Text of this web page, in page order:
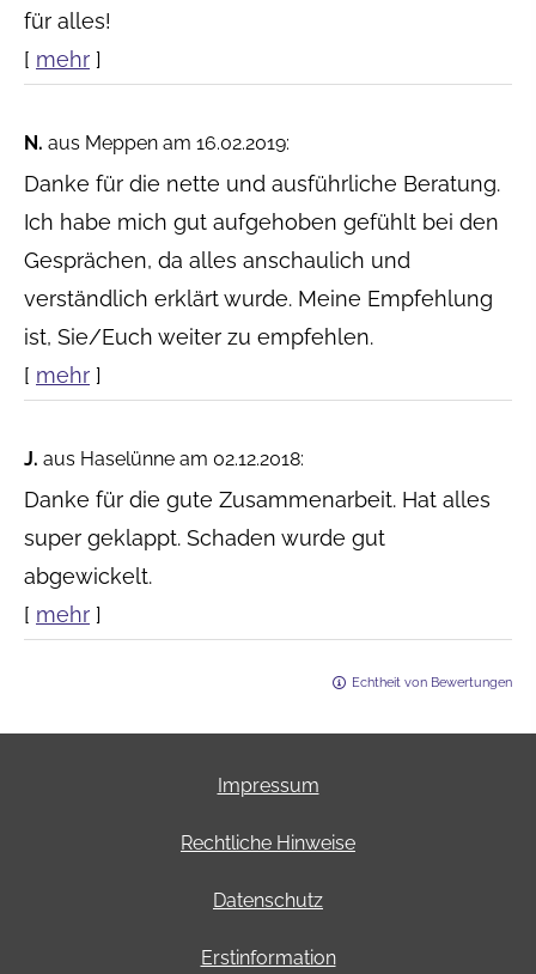
für alles!
[ mehr ]
N. aus Meppen am 16.02.2019:
Danke für die nette und ausführliche Beratung.
Ich habe mich gut aufgehoben gefühlt bei den
Gesprächen, da alles anschaulich und
verständlich erklärt wurde. Meine Empfehlung
ist, Sie/Euch weiter zu empfehlen.
[ mehr ]
J. aus Haselünne am 02.12.2018:
Danke für die gute Zusammenarbeit. Hat alles
super geklappt. Schaden wurde gut
abgewickelt.
[ mehr ]
Echtheit von Bewertungen
Impressum
Rechtliche Hinweise
Datenschutz
Erstinformation